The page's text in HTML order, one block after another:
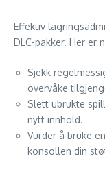
Effektiv
DLC-pakker. Her er
Sjekk
overvåke
Slett ubrukte
nytt innhold.
Vurder å bruke
konsollen din